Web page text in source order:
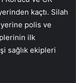
kaçtı. Silah
polis ve
ilk
sağlık ekipleri